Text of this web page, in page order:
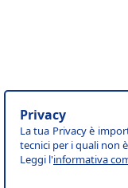
Privacy
La tua Privacy è
tecnici per i quali non
Leggi l'informativa